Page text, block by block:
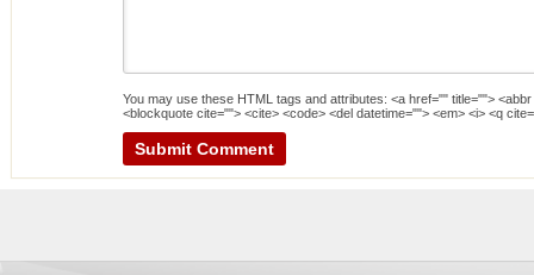
You may use these HTML tags and attributes: <a href="" title="">
<blockquote cite=""> <cite> <code> <del datetime=""> <em> <i> <q